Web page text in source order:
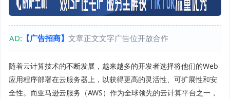
AD: 【广告招商】 文章正文文字广告位开放合作
随着云计算技术的不断发展，越来越多的开发者选择将他们的Web
应用程序部署在云服务器上，以获得更高的灵活性、可扩展性和安
全性。而亚马逊云服务（AWS）作为全球领先的云计算平台之一，